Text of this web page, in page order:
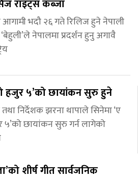
राइट्स कब्जा
भदौ २६ गते रिलिज हुने नेपाली
नेपालमा प्रदर्शन हुनु अगावै
हजुर ५’को छायांकन सुरु हुने
तथा निर्देशक झरना थापाले सिनेमा ‘ए
५’को छायांकन सुरु गर्न लागेको
शीर्ष गीत सार्वजनिक